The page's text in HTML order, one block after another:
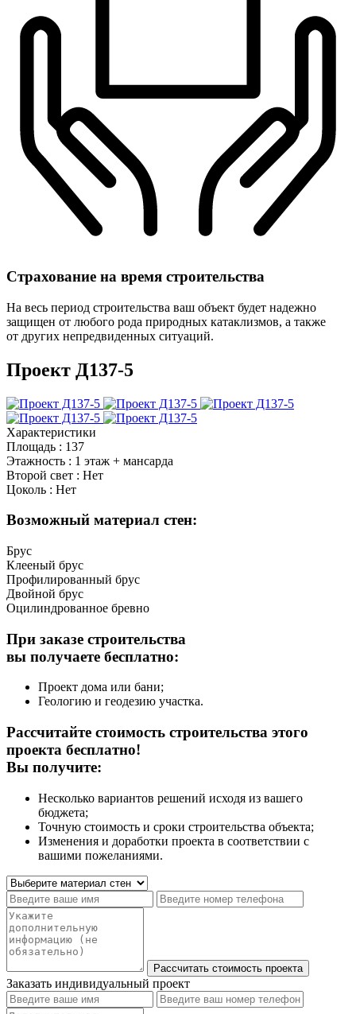
Страхование на время строительства
На весь период строительства ваш объект будет надежно
защищен от любого рода природных катаклизмов, а также
от других непредвиденных ситуаций.
Проект Д137-5
Характеристики
Площадь : 137
Этажность : 1 этаж + мансарда
Второй свет : Нет
Цоколь : Нет
Возможный материал стен:
Брус
Клееный брус
Профилированный брус
Двойной брус
Оцилиндрованное бревно
При заказе строительства
вы получаете бесплатно:
Проект дома или бани;
Геологию и геодезию участка.
Рассчитайте стоимость строительства этого
проекта бесплатно!
Вы получите:
Несколько вариантов решений исходя из вашего
бюджета;
Точную стоимость и сроки строительства объекта;
Изменения и доработки проекта в соответствии с
вашими пожеланиями.
Заказать индивидуальный проект